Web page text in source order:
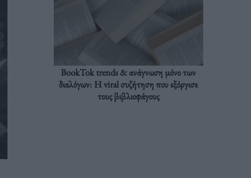
BookTok trends & ανάγνωση μόνο των
διαλόγων: Η viral συζήτηση που εξόργισε
τους βιβλιοφάγους